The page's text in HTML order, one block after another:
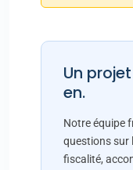
Un
en.
Notre équipe
questions sur
fiscalité,